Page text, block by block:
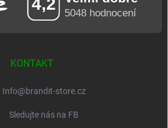
KONTAKT
Info@brandit-store.cz
Sledujte nás na FB